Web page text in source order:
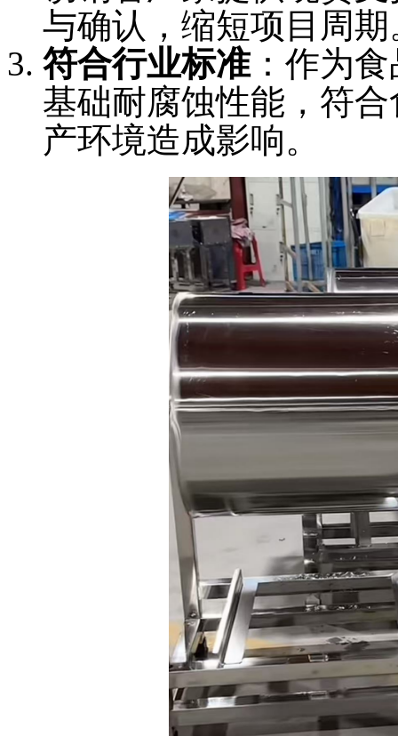
与确认，缩短项目周期
符合行业标准：作为
基础耐腐蚀性能，符
产环境造成影响。